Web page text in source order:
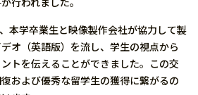
本学卒業生と映像製作会社が協力して製
オ（英語版）を流し、学生の視点から
トを伝えることができました。この交
および優秀な留学生の獲得に繋がるの